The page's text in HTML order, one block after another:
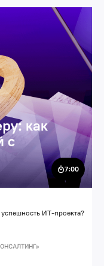
как
с
7:00
ИТ-проекта?